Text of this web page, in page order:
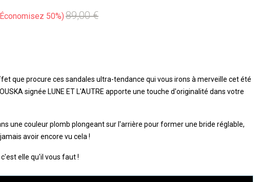
Économisez 50% 89,00 €
que procure ces sandales ultra-tendance qui vous irons à merveille cet été
signée LUNE ET L'AUTRE apporte une touche d'originalité dans votre
une couleur plomb plongeant sur l'arrière pour former une bride réglable,
avoir encore vu cela !
elle qu'il vous faut !